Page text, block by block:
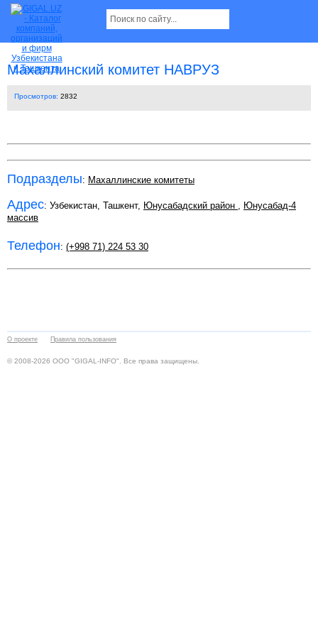
Махаллинский комитет НАВРУЗ
Просмотров: 2832
Подразделы: Махаллинские комитеты
Адрес: Узбекистан, Ташкент, Юнусабадский район , Юнусабад-4
массив
Телефон: (+998 71) 224 53 30
О проекте Правила пользования
© 2008-2026 ООО "GIGAL-INFO". Все права защищены.